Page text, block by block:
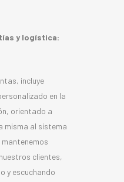
y logística:
incluye
en la
orientado a
misma al sistema
clientes,
y escuchando